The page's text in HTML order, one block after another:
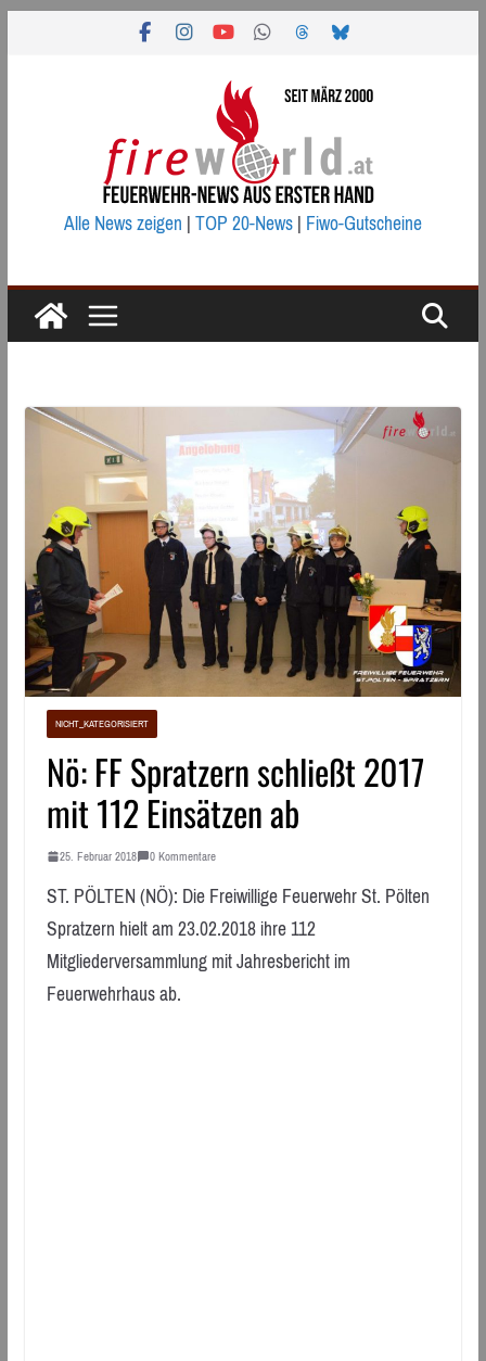
Alle News zeigen|TOP 20-News|Fiwo-Gutscheine
NICHT_KATEGORISIERT
Nö: FF Spratzern schließt 2017
mit 112 Einsätzen ab
25. Februar 2018 0 Kommentare
ST. PÖLTEN (NÖ): Die Freiwillige Feuerwehr St. Pölten
Spratzern hielt am 23.02.2018 ihre 112
Mitgliederversammlung mit Jahresbericht im
Feuerwehrhaus ab.